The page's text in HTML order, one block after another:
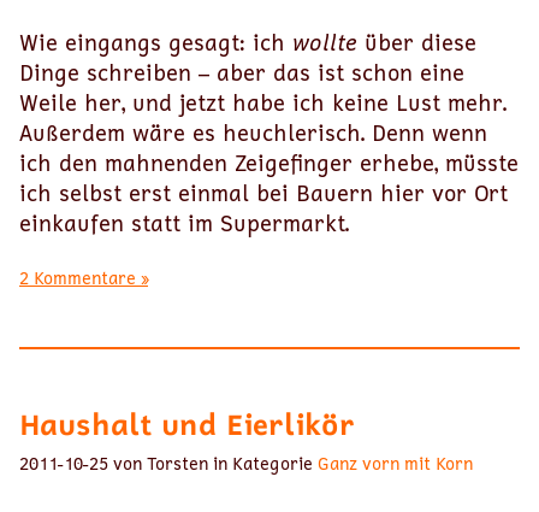
Wie eingangs gesagt: ich wollte über diese
Dinge schreiben – aber das ist schon eine
Weile her, und jetzt habe ich keine Lust mehr.
Außerdem wäre es heuchlerisch. Denn wenn
ich den mahnenden Zeigefinger erhebe, müsste
ich selbst erst einmal bei Bauern hier vor Ort
einkaufen statt im Supermarkt.
2 Kommentare »
Haushalt und Eierlikör
2011-10-25 von Torsten in Kategorie Ganz vorn mit Korn